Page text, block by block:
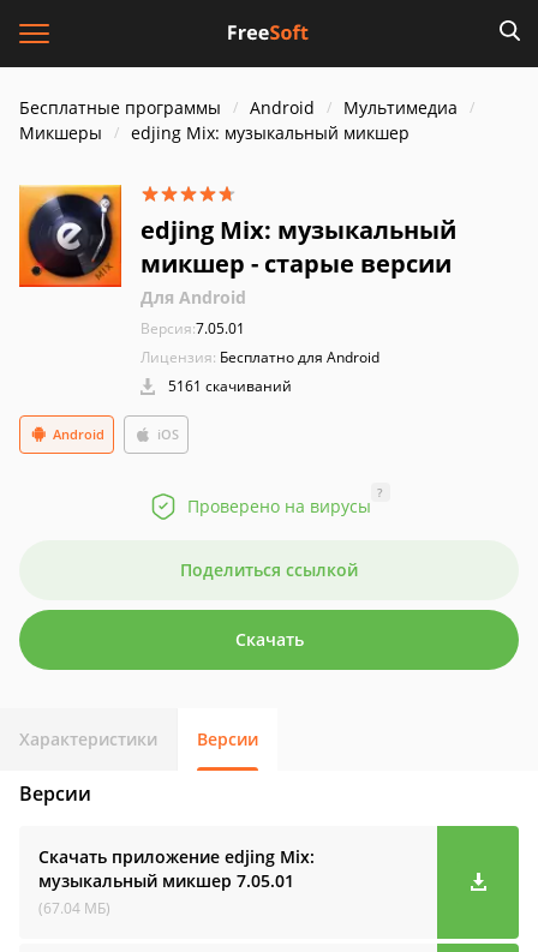
Бесплатные программы Android
Мультимедиа
Микшеры
edjing Mix: музыкальный микшер
edjing Mix: музыкальный
микшер - старые версии
Для Android
Версия:7.05.01
Лицензия: Бесплатно для Android
5161 скачиваний
Android iOS
Проверено на вирусы
?
Поделиться ссылкой
Скачать
Характеристики Версии
Версии
Скачать приложение edjing Mix:
музыкальный микшер 7.05.01
(67.04 МБ)